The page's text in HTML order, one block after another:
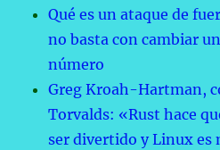
Qué es un ataque de
no basta con cambiar
número
Greg Kroah-Hartman,
Torvalds: «Rust hace
ser divertido y Linux es